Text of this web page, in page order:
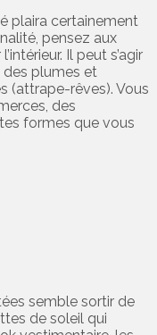
plaira certainement
pensez aux
Il peut s’agir
des plumes et
(attrape-rêves). Vous
des
formes que vous
semble sortir de
de soleil qui